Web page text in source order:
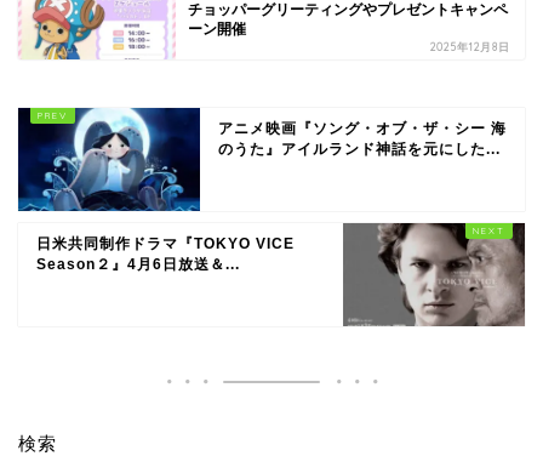
チョッパーグリーティングやプレゼントキャンペ
ーン開催
2025年12月8日
アニメ映画『ソング・オブ・ザ・シー 海
のうた』アイルランド神話を元にした...
日米共同制作ドラマ『TOKYO VICE
Season２』4月6日放送＆...
検索